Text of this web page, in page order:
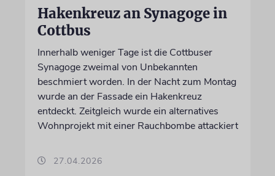
Hakenkreuz an Synagoge in
Cottbus
Innerhalb weniger Tage ist die Cottbuser
Synagoge zweimal von Unbekannten
beschmiert worden. In der Nacht zum Montag
wurde an der Fassade ein Hakenkreuz
entdeckt. Zeitgleich wurde ein alternatives
Wohnprojekt mit einer Rauchbombe attackiert
27.04.2026